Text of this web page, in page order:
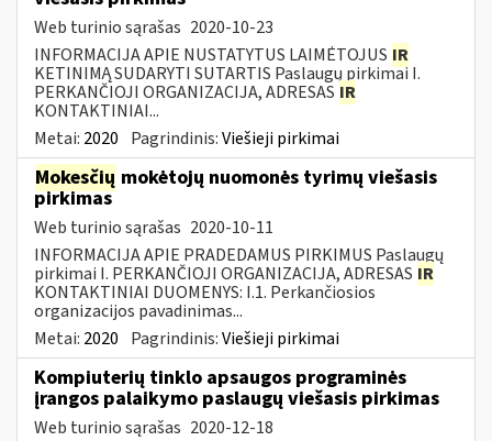
Web turinio sąrašas 2020-10-23
INFORMACIJA APIE NUSTATYTUS LAIMĖTOJUS IR
KETINIMĄ SUDARYTI SUTARTIS Paslaugų pirkimai I.
PERKANČIOJI ORGANIZACIJA, ADRESAS IR
KONTAKTINIAI...
Metai: 2020 Pagrindinis:Viešieji pirkimai
Mokesčių mokėtojų nuomonės tyrimų viešasis
pirkimas
Web turinio sąrašas 2020-10-11
INFORMACIJA APIE PRADEDAMUS PIRKIMUS Paslaugų
pirkimai I. PERKANČIOJI ORGANIZACIJA, ADRESAS IR
KONTAKTINIAI DUOMENYS: I.1. Perkančiosios
organizacijos pavadinimas...
Metai: 2020 Pagrindinis:Viešieji pirkimai
Kompiuterių tinklo apsaugos programinės
įrangos palaikymo paslaugų viešasis pirkimas
Web turinio sąrašas 2020-12-18